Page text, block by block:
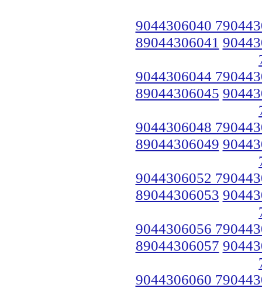
9044306040
89044306041
9044306044
89044306045
9044306048
89044306049
9044306052
89044306053
9044306056
89044306057
9044306060